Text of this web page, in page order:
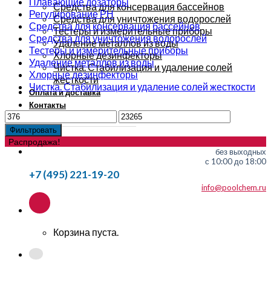
Средства для консервация бассейнов
Средства для уничтожения водорослей
Тестеры и измерительные приборы
Удаление металлов из воды
Хлорные дезинфекторы
Чистка. Стабилизация и удаление солей
жесткости
Оплата и доставка
Контакты
без выходных
с 10:00 до 18:00
+7 (495) 221-19-20
info@poolchem.ru
Корзина пуста.
Регулирование РН
Средства для консервация бассейнов
Средства для уничтожения водорослей
Тестеры и измерительные приборы
Удаление металлов из воды
Хлорные дезинфекторы
Чистка. Стабилизация и удаление солей жесткости
Фильтровать
Распродажа!